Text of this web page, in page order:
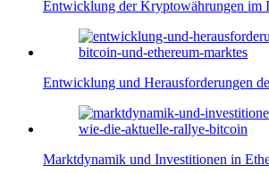
Entwicklung der Kryptowährungen
Entwicklung und Herausforderungen
Marktdynamik und Investitionen in